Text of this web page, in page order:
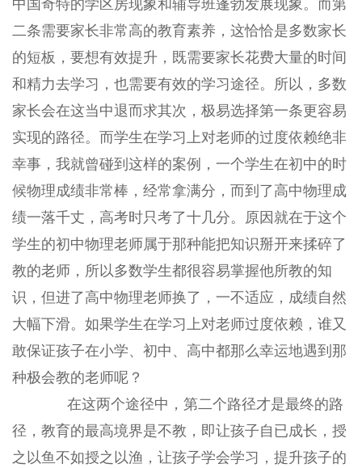
二条需要家长非常高的教育素养，这恰恰是多数家长
的短板，要想有效提升，既需要家长花费大量的时间
和精力去学习，也需要有效的学习途径。所以，多数
家长会在这当中退而求其次，极易选择第一条更容易
实现的路径。而学生在学习上对老师的过度依赖绝非
幸事，我就曾碰到这样的案例，一个学生在初中的时
候物理成绩非常棒，经常拿满分，而到了高中物理成
绩一落千丈，高考时只考了十几分。原因就在于这个
学生的初中物理老师属于那种能把知识掰开来揉碎了
教的老师，所以多数学生都很容易掌握他所教的知
识，但进了高中物理老师换了，一不适应，成绩自然
大幅下滑。如果学生在学习上对老师过度依赖，谁又
敢保证孩子在小学、初中、高中都那么幸运地遇到那
种极会教的老师呢？
在这两个途径中，第二个路径才是最终的路
径，教育的最高境界是不教，即让孩子自已成长，授
之以鱼不如授之以渔，让孩子学会学习，提升孩子的